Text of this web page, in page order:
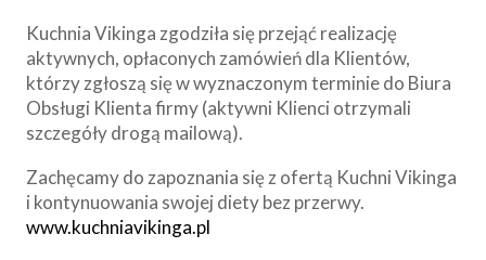
Kuchnia Vikinga zgodziła się przejąć realizację
aktywnych, opłaconych zamówień dla Klientów,
którzy zgłoszą się w wyznaczonym terminie do Biura
Obsługi Klienta firmy (aktywni Klienci otrzymali
szczegóły drogą mailową).
Zachęcamy do zapoznania się z ofertą Kuchni Vikinga
i kontynuowania swojej diety bez przerwy.
www.kuchniavikinga.pl